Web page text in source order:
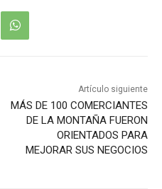
Artículo siguiente
MÁS DE 100 COMERCIANTES
DE LA MONTAÑA FUERON
ORIENTADOS PARA
MEJORAR SUS NEGOCIOS